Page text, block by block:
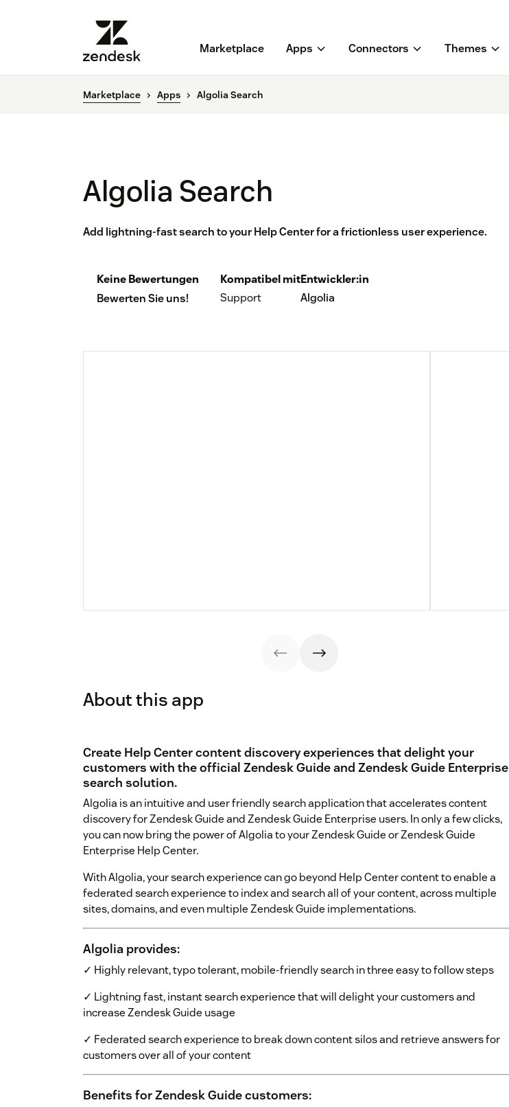
Marketplace Apps Connectors Themes
Marketplace Apps Algolia Search
Algolia Search
Add lightning-fast search to your Help Center for a frictionless user experience.
Keine Bewertungen
Bewerten Sie uns!
Kompatibel mit
Support
Entwickler:in
Algolia
About this app
Create Help Center content discovery experiences that delight your
customers with the official Zendesk Guide and Zendesk Guide Enterprise
search solution.
Algolia is an intuitive and user friendly search application that accelerates content
discovery for Zendesk Guide and Zendesk Guide Enterprise users. In only a few clicks,
you can now bring the power of Algolia to your Zendesk Guide or Zendesk Guide
Enterprise Help Center.
With Algolia, your search experience can go beyond Help Center content to enable a
federated search experience to index and search all of your content, across multiple
sites, domains, and even multiple Zendesk Guide implementations.
Algolia provides:
✓ Highly relevant, typo tolerant, mobile-friendly search in three easy to follow steps
✓ Lightning fast, instant search experience that will delight your customers and
increase Zendesk Guide usage
✓ Federated search experience to break down content silos and retrieve answers for
customers over all of your content
Benefits for Zendesk Guide customers: